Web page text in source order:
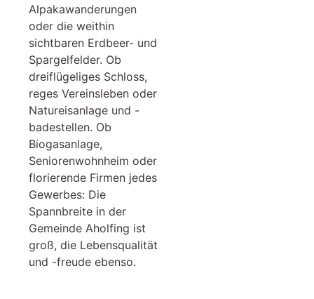
Alpakawanderungen
oder die weithin
sichtbaren Erdbeer- und
Spargelfelder. Ob
dreiflügeliges Schloss,
reges Vereinsleben oder
Natureisanlage und -
badestellen. Ob
Biogasanlage,
Seniorenwohnheim oder
florierende Firmen jedes
Gewerbes: Die
Spannbreite in der
Gemeinde Aholfing ist
groß, die Lebensqualität
und -freude ebenso.